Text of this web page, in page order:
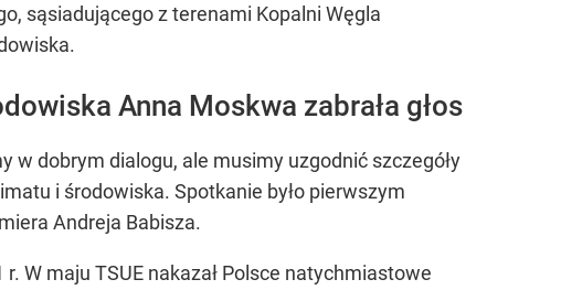
sąsiadującego z terenami Kopalni Węgla
Anna Moskwa zabrała głos
w dobrym dialogu, ale musimy uzgodnić szczegóły
i środowiska. Spotkanie było pierwszym
Andreja Babisza.
W maju TSUE nakazał Polsce natychmiastowe